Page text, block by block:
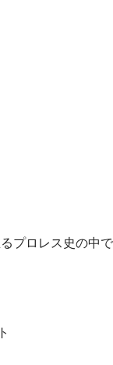
プロレス史の中で